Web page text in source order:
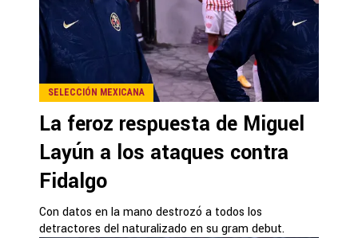
SELECCIÓN MEXICANA
La feroz respuesta de Miguel
Layún a los ataques contra
Fidalgo
Con datos en la mano destrozó a todos los
detractores del naturalizado en su gram debut.